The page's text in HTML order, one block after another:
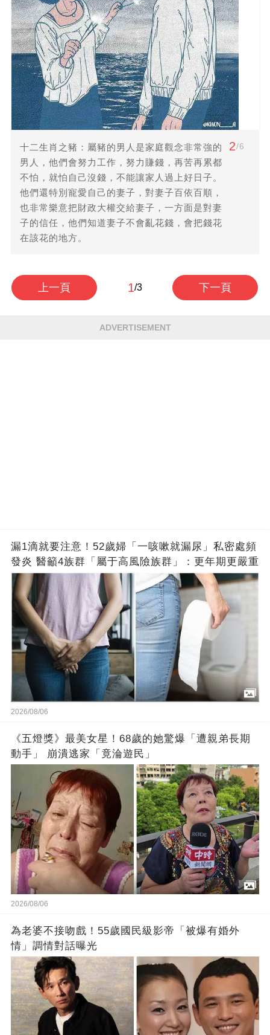
十二生肖之豬：屬豬的男人是家庭觀念非常強的
男人，他們會努力工作，努力賺錢，再苦再累都
不怕，就怕自己沒錢，不能讓家人過上好日子。
他們還特別寵愛自己的妻子，對妻子百依百順，
也非常樂意把財政大權交給妻子，一方面是對妻
子的信任，他們知道妻子不會亂花錢，會把錢花
在該花的地方。
2/6
上一頁 1/3 下一頁
ADVERTISEMENT
漏1滴就要注意！52歲婦「一咳嗽就漏尿」私密處頻
發炎 醫籲4族群「屬于高風險族群」：更年期更嚴重
2026/08/06
《五燈獎》最美女星！68歲的她驚爆「遭親弟長期
動手」 崩潰逃家「竟淪遊民」
2026/08/06
為老婆不接吻戲！55歲國民級影帝「被爆有婚外
情」調情對話曝光